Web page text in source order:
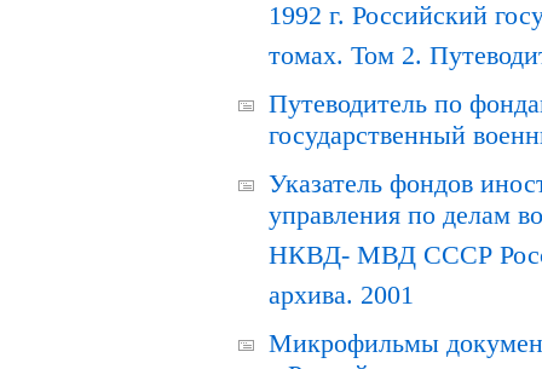
1992 г. Российский
томах. Том 2.
Путеводитель по
государственный
Указатель фондов
управления по делам
НКВД- МВД СССР
архива. 2001
Микрофильмы